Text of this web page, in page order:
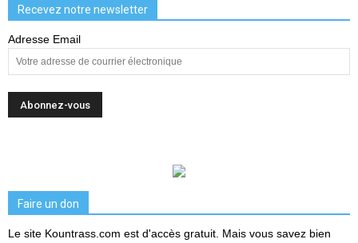
Recevez notre newsletter
Adresse Email
Faire un don
Le site Kountrass.com est d'accès gratuit. Mais vous savez bien